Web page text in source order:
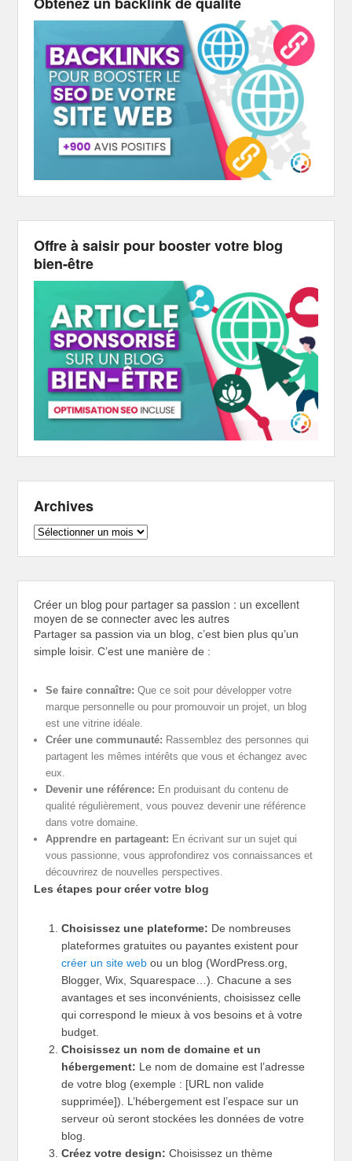
Offre à saisir pour booster votre blog
bien-être
Archives
Archives
Créer un blog pour partager sa passion : un excellent
moyen de se connecter avec les autres
Partager sa passion via un blog, c’est bien plus qu’un
simple loisir. C’est une manière de :
Se faire connaître: Que ce soit pour développer votre
marque personnelle ou pour promouvoir un projet, un blog
est une vitrine idéale.
Créer une communauté: Rassemblez des personnes qui
partagent les mêmes intérêts que vous et échangez avec
eux.
Devenir une référence: En produisant du contenu de
qualité régulièrement, vous pouvez devenir une référence
dans votre domaine.
Apprendre en partageant: En écrivant sur un sujet qui
vous passionne, vous approfondirez vos connaissances et
découvrirez de nouvelles perspectives.
Les étapes pour créer votre blog
Choisissez une plateforme: De nombreuses
plateformes gratuites ou payantes existent pour
créer un site web ou un blog (WordPress.org,
Blogger, Wix, Squarespace…). Chacune a ses
avantages et ses inconvénients, choisissez celle
qui correspond le mieux à vos besoins et à votre
budget.
Choisissez un nom de domaine et un
hébergement: Le nom de domaine est l’adresse
de votre blog (exemple : [URL non valide
supprimée]). L’hébergement est l’espace sur un
serveur où seront stockées les données de votre
blog.
Créez votre design: Choisissez un thème